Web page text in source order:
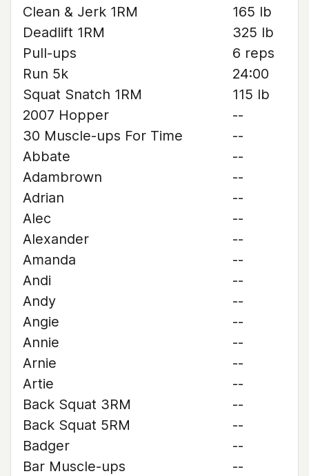
Clean & Jerk 1RM
165 lb
Deadlift 1RM
325 lb
Pull-ups
6 reps
Run 5k
24:00
Squat Snatch 1RM
115 lb
2007 Hopper
--
30 Muscle-ups For Time
--
Abbate
--
Adambrown
--
Adrian
--
Alec
--
Alexander
--
Amanda
--
Andi
--
Andy
--
Angie
--
Annie
--
Arnie
--
Artie
--
Back Squat 3RM
--
Back Squat 5RM
--
Badger
--
Bar Muscle-ups
--